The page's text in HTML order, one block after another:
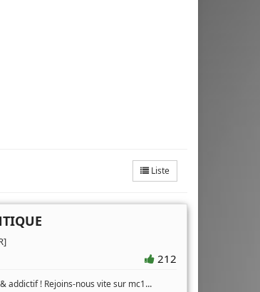
Liste
212
addictif ! Rejoins-nous vite sur mc1...